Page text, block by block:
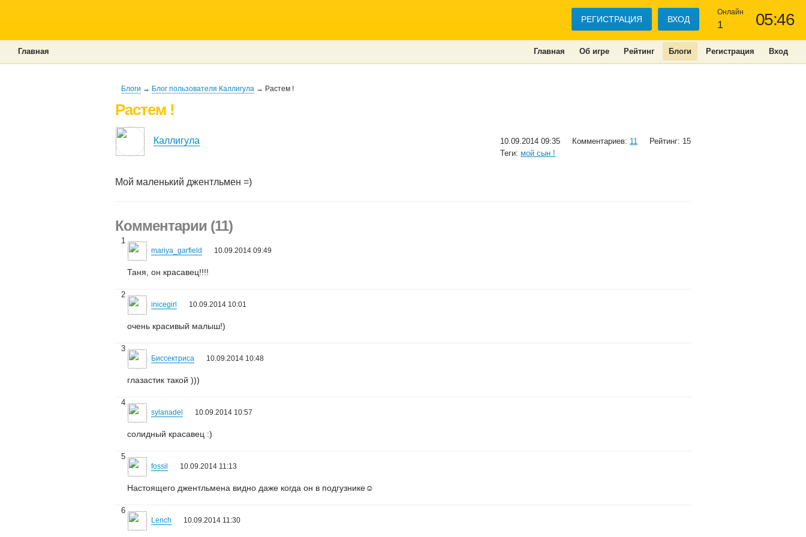
05:46
Онлайн
1
РЕГИСТРАЦИЯ ВХОД
Главная Об игре Рейтинг Блоги Регистрация Вход
Главная
Блоги → Блог пользователя Каллигула → Растем !
Растем !
Каллигула 10.09.2014 09:35 Комментариев: 11
Рейтинг: 15
Теги: мой сын !
Мой маленький джентльмен =)
Комментарии (11)
1
mariya_garfield 10.09.2014 09:49
Таня, он красавец!!!!
2
inicegirl 10.09.2014 10:01
очень красивый малыш!)
3
Биссектриса 10.09.2014 10:48
глазастик такой )))
4
sylanadel 10.09.2014 10:57
солидный красавец :)
5
fossil 10.09.2014 11:13
Настоящего джентльмена видно даже когда он в подгузнике☺
6
Lench 10.09.2014 11:30